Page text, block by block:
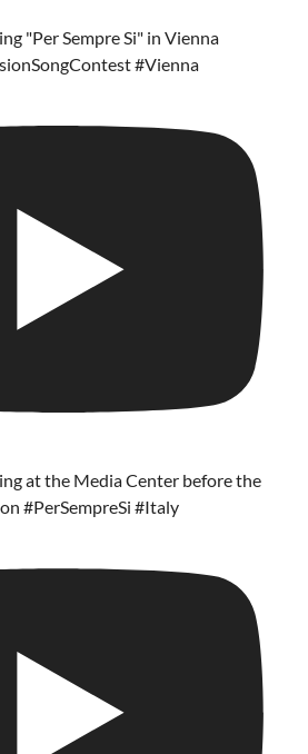
"Per Sempre Si" in Vienna
#Vienna
at the Media Center before the
#PerSempreSi #Italy